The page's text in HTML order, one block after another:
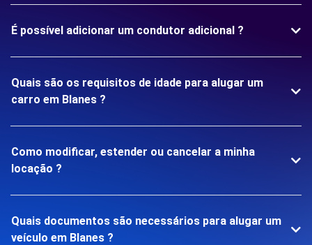
É possível adicionar um condutor adicional ?
Quais são os requisitos de idade para alugar um
carro em Blanes ?
Como modificar, estender ou cancelar a minha
locação ?
Quais documentos são necessários para alugar um
veículo em Blanes ?